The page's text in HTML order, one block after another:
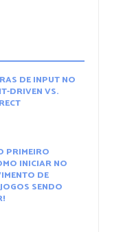
DE INPUT NO
DRIVEN VS.
PRIMEIRO
INICIAR NO
DE
SENDO